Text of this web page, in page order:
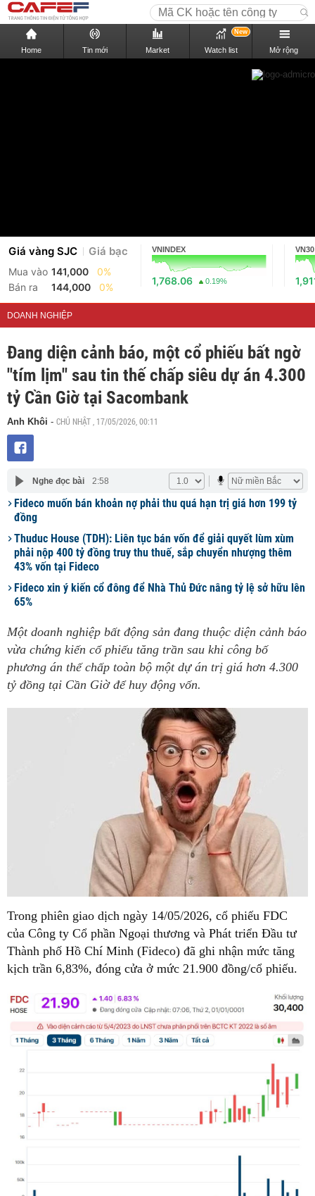
Home Tin mới Market Watch list
New
Mở rộng
Giá vàng SJC Giá bạc
Mua vào 141,000
0%
Bán ra
144,000 0%
VNINDEX
1,768.06 0.19%
VN30
DOANH NGHIỆP
Đang diện cảnh báo, một cổ phiếu bất ngờ
"tím lịm" sau tin thế chấp siêu dự án 4.300
tỷ Cần Giờ tại Sacombank
Anh Khôi - CHỦ NHẬT , 17/05/2026, 00:11
Nghe đọc bài 2:58
Fideco muốn bán khoản nợ phải thu quá hạn trị giá hơn 199 tỷ
đồng
Thuduc House (TDH): Liên tục bán vốn để giải quyết lùm xùm
phải nộp 400 tỷ đồng truy thu thuế, sắp chuyển nhượng thêm
43% vốn tại Fideco
Fideco xin ý kiến cổ đông để Nhà Thủ Đức nâng tỷ lệ sở hữu lên
65%
Một doanh nghiệp bất động sản đang thuộc diện cảnh báo
vừa chứng kiến cổ phiếu tăng trần sau khi công bố
phương án thế chấp toàn bộ một dự án trị giá hơn 4.300
tỷ đồng tại Cần Giờ để huy động vốn.
Trong phiên giao dịch ngày 14/05/2026, cổ phiếu FDC
của Công ty Cổ phần Ngoại thương và Phát triển Đầu tư
Thành phố Hồ Chí Minh (Fideco) đã ghi nhận mức tăng
kịch trần 6,83%, đóng cửa ở mức 21.900 đồng/cổ phiếu.